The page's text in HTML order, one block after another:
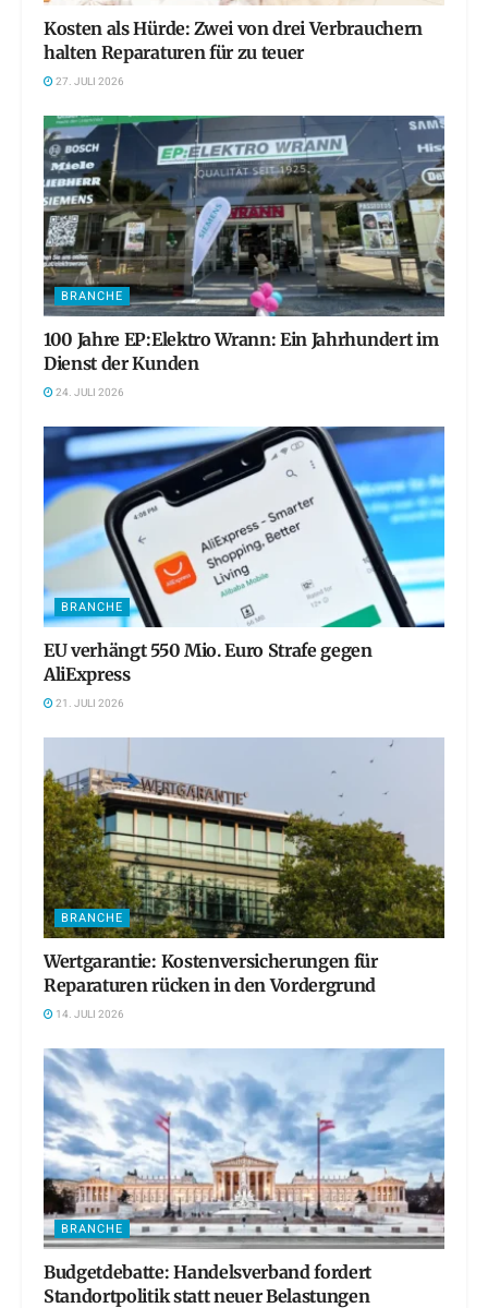
Kosten als Hürde: Zwei von drei Verbrauchern
halten Reparaturen für zu teuer
27. JULI 2026
BRANCHE
100 Jahre EP:Elektro Wrann: Ein Jahrhundert im
Dienst der Kunden
24. JULI 2026
BRANCHE
EU verhängt 550 Mio. Euro Strafe gegen
AliExpress
21. JULI 2026
BRANCHE
Wertgarantie: Kostenversicherungen für
Reparaturen rücken in den Vordergrund
14. JULI 2026
BRANCHE
Budgetdebatte: Handelsverband fordert
Standortpolitik statt neuer Belastungen